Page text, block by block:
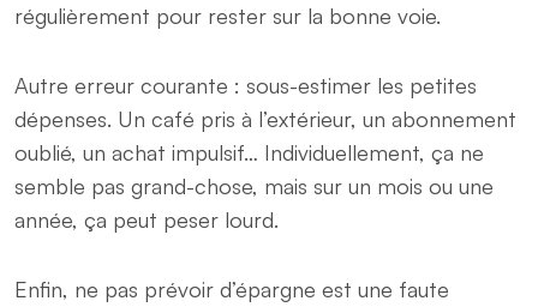
régulièrement pour rester sur la bonne voie.
Autre erreur courante : sous-estimer les petites
dépenses. Un café pris à l’extérieur, un abonnement
oublié, un achat impulsif… Individuellement, ça ne
semble pas grand-chose, mais sur un mois ou une
année, ça peut peser lourd.
Enfin, ne pas prévoir d’épargne est une faute